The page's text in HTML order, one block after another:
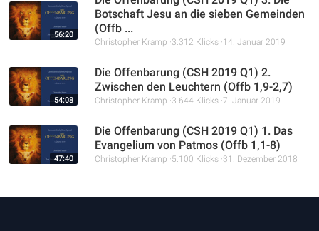
56:20
Botschaft Jesu an die sieben Gemeinden
(Offb ...
Christopher Kramp 3.312 Klicks 14. Januar 2019
54:08
Die Offenbarung (CSH 2019 Q1) 2.
Zwischen den Leuchtern (Offb 1,9-2,7)
Christopher Kramp 3.644 Klicks 7. Januar 2019
47:40
Die Offenbarung (CSH 2019 Q1) 1. Das
Evangelium von Patmos (Offb 1,1-8)
Christopher Kramp 5.100 Klicks 31. Dezember 2018